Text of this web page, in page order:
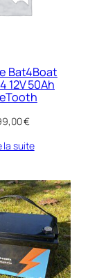
Bat4Boat
12V 50Ah
€
la suite